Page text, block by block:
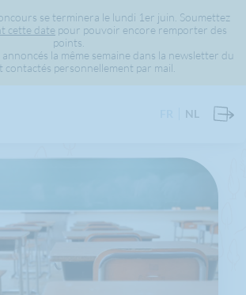
se terminera le lundi 1er juin. Soumettez
cette date pour pouvoir encore remporter des
points.
la même semaine dans la newsletter du
contactés personnellement par mail.
NL